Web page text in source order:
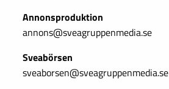
Annonsproduktion
annons@sveagruppenmedia.se
Sveabörsen
sveaborsen@sveagruppenmedia.se